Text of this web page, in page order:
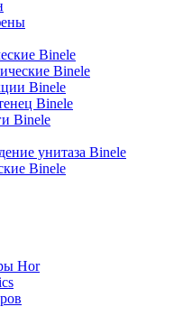
Binele
Binele
Binele
Binele
Binele
унитаза Binele
Binele
Hor